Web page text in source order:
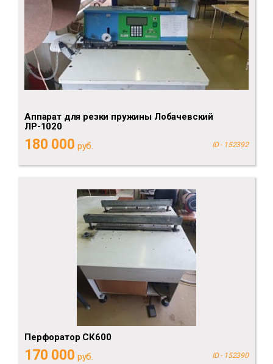
Аппарат для резки пружины Лобачевский
ЛР-1020
180 000 руб. ID - 152392
Перфоратор СК600
170 000 руб. ID - 152390